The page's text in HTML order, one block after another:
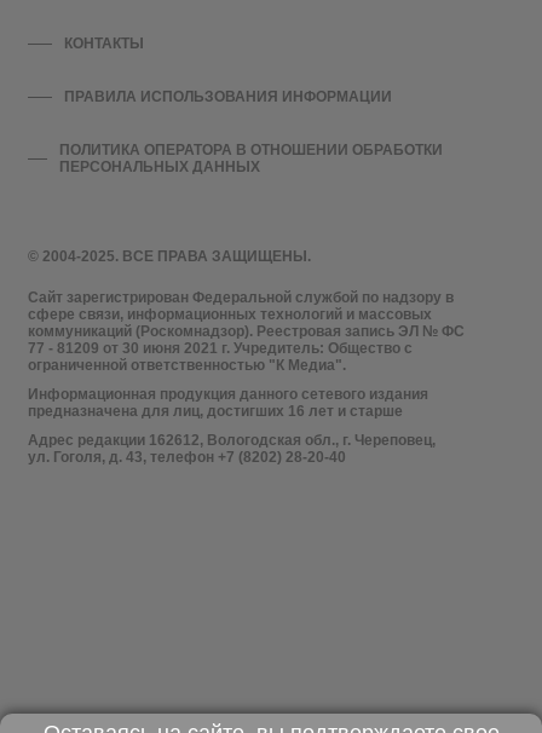
© 2004-2025. ВСЕ ПРАВА ЗАЩИЩЕНЫ.
Сайт зарегистрирован Федеральной службой по надзору в
сфере связи, информационных технологий и массовых
коммуникаций (Роскомнадзор). Реестровая запись ЭЛ № ФС
77 - 81209 от 30 июня 2021 г. Учредитель: Общество с
ограниченной ответственностью "К Медиа".
Информационная продукция данного сетевого издания
предназначена для лиц, достигших 16 лет и старше
Адрес редакции 162612, Вологодская обл., г. Череповец,
ул. Гоголя, д. 43, телефон +7 (8202) 28-20-40
КОНТАКТЫ
ПРАВИЛА ИСПОЛЬЗОВАНИЯ ИНФОРМАЦИИ
ПОЛИТИКА ОПЕРАТОРА В ОТНОШЕНИИ ОБРАБОТКИ
ПЕРСОНАЛЬНЫХ ДАННЫХ